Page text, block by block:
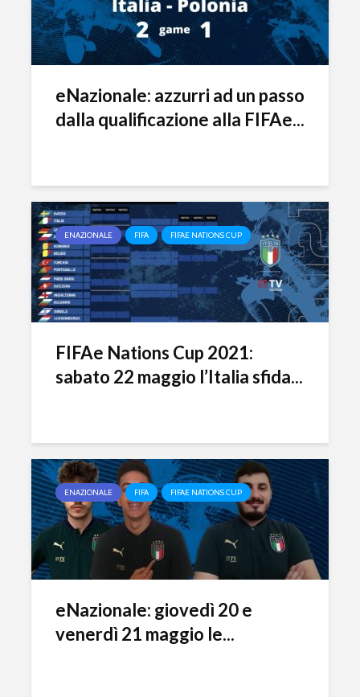
eNazionale: azzurri ad un passo
dalla qualificazione alla FIFAe...
ENAZIONALE FIFA FIFAE NATIONS CUP
FIFAe Nations Cup 2021:
sabato 22 maggio l’Italia sfida...
ENAZIONALE FIFA FIFAE NATIONS CUP
eNazionale: giovedì 20 e
venerdì 21 maggio le...
perfetto: Cross-
Platform, Cross-
Gen, Free-to-play.